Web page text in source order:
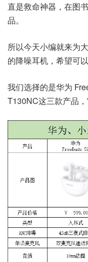
直是救命神器，在图
品。
所以今天小编就来为
的降噪耳机，希望可
我们选择的是华为
T130NC这三款产品